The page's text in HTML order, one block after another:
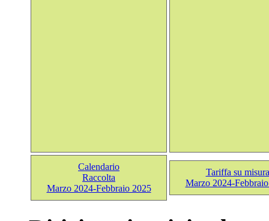
Calendario
Raccolta
Marzo 2024-Febbraio 2025
Tariffa su misura
Marzo 2024-